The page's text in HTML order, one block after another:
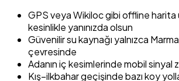
GPS veya Wikiloc gibi offline harita
kesinlikle yanınızda olsun
Güvenilir su kaynağı yalnızca
çevresinde
Adanın iç kesimlerinde mobil sinyal
Kış–ilkbahar geçişinde bazı koy